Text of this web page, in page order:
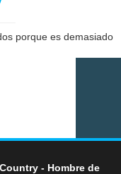
porque es demasiado
- Hombre de